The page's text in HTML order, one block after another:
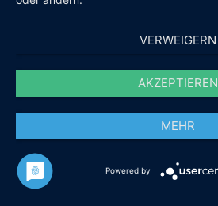
VERWEIGERN
AKZEPTIEREN
MEHR
Powered by